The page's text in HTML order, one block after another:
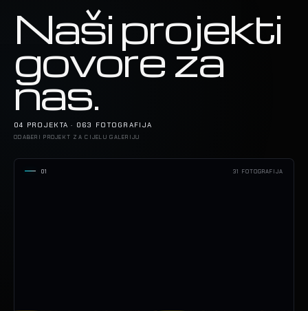
Naši projekti
govore za
nas.
04 PROJEKTA · 063 FOTOGRAFIJA
ODABERI PROJEKT ZA CIJELU GALERIJU
01 31 FOTOGRAFIJA